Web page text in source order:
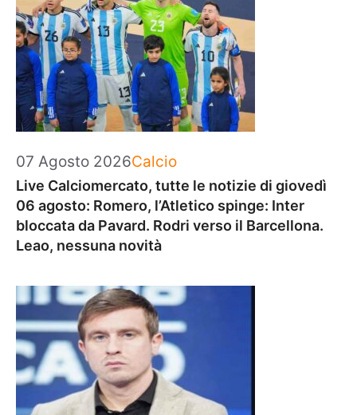
07 Agosto 2026Categorie
Calcio
Live Calciomercato, tutte le notizie di giovedì
06 agosto: Romero, l’Atletico spinge: Inter
bloccata da Pavard. Rodri verso il Barcellona.
Leao, nessuna novità